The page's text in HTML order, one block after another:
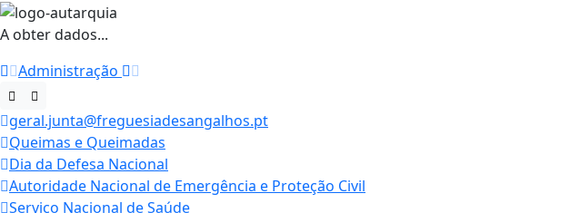
A obter dados...
Administração
geral.junta@freguesiadesangalhos.pt
Queimas e Queimadas
Dia da Defesa Nacional
Autoridade Nacional de Emergência e Proteção Civil
Serviço Nacional de Saúde